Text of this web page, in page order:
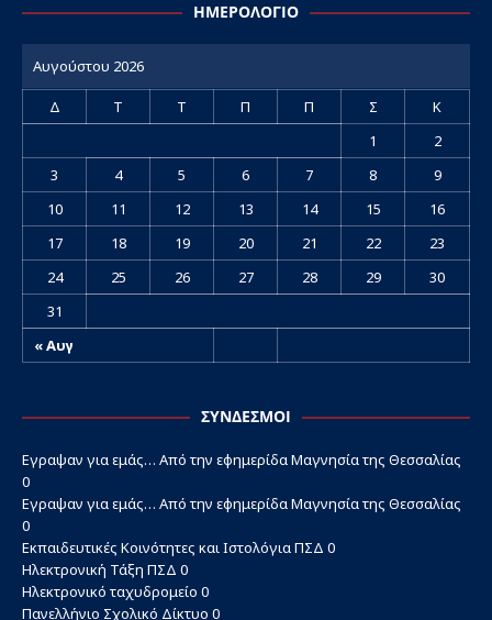
ΗΜΕΡΟΛΌΓΙΟ
Αυγούστου 2026
Δ Τ Τ Π Π Σ Κ
« Αυγ
1
2
3
4 5 6 7 8
9
10
11 12 13 14 15
16
17
18 19 20 21 22
23
24
25 26 27 28 29
30
31
ΣΎΝΔΕΣΜΟΙ
Εγραψαν για εμάς… Από την εφημερίδα Μαγνησία της Θεσσαλίας
0
Εγραψαν για εμάς… Από την εφημερίδα Μαγνησία της Θεσσαλίας
0
Εκπαιδευτικές Κοινότητες και Ιστολόγια ΠΣΔ 0
Ηλεκτρονική Τάξη ΠΣΔ 0
Ηλεκτρονικό ταχυδρομείο 0
Πανελλήνιο Σχολικό Δίκτυο 0